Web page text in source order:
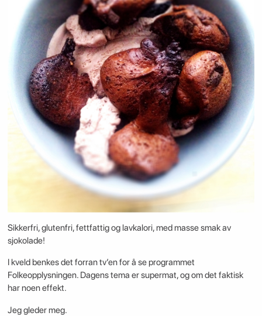
Sikkerfri, glutenfri, fettfattig og lavkalori, med masse smak av
sjokolade!
I kveld benkes det forran tv’en for å se programmet
Folkeopplysningen. Dagens tema er supermat, og om det faktisk
har noen effekt.
Jeg gleder meg.